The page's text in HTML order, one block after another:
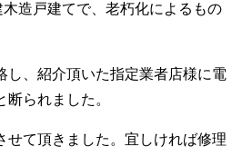
造戸建てで、老朽化によるもの
し、紹介頂いた指定業者店様に電
られました。
せて頂きました。宜しければ修理